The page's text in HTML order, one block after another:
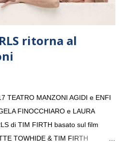
ritorna al
TEATRO MANZONI AGIDI e ENFI
FINOCCHIARO e LAURA
di TIM FIRTH basato sul film
TOWHIDE & TIM FIRTH